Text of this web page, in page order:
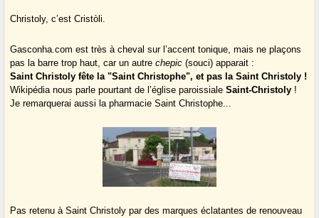
Christoly, c’est Cristòli.
Gasconha.com est très à cheval sur l’accent tonique, mais ne plaçons
pas la barre trop haut, car un autrechepic (souci) apparait :
Saint Christoly fête la "Saint Christophe", et pas la Saint Christoly !
Wikipédia nous parle pourtant de l’église paroissialeSaint-Christoly !
Je remarquerai aussi la pharmacie Saint Christophe...
Pas retenu à Saint Christoly par des marques éclatantes de renouveau